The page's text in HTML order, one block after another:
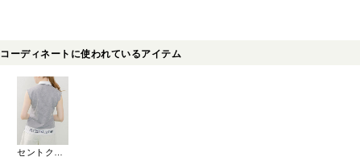
コーディネートに使われているアイテム